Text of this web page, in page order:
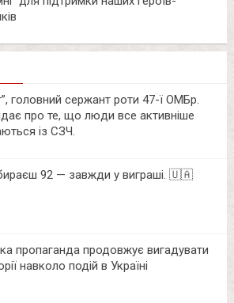
головний сержант роти 47-ї ОМБр.
про те, що люди все активніше
із СЗЧ.
92 — завжди у виграші. 🇺🇦
пропаганда продовжує вигадувати
навколо подій в Україні